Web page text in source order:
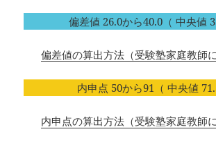
偏差値 26.0から40.0（ 中央値
偏差値の算出方法（受験塾家庭教師
内申点 50から91（ 中央値
内申点の算出方法（受験塾家庭教師